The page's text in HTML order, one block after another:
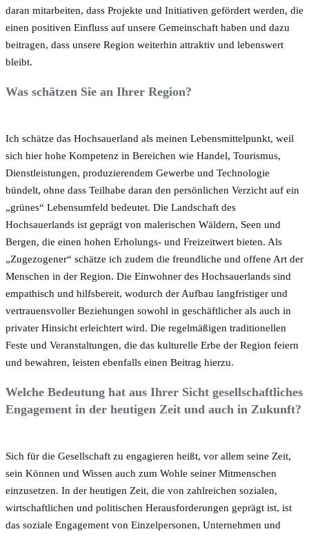
daran mitarbeiten, dass Projekte und Initiativen gefördert werden, die
einen positiven Einfluss auf unsere Gemeinschaft haben und dazu
beitragen, dass unsere Region weiterhin attraktiv und lebenswert
bleibt.
Was schätzen Sie an Ihrer Region?
Ich schätze das Hochsauerland als meinen Lebensmittelpunkt, weil
sich hier hohe Kompetenz in Bereichen wie Handel, Tourismus,
Dienstleistungen, produzierendem Gewerbe und Technologie
bündelt, ohne dass Teilhabe daran den persönlichen Verzicht auf ein
„grünes“ Lebensumfeld bedeutet. Die Landschaft des
Hochsauerlands ist geprägt von malerischen Wäldern, Seen und
Bergen, die einen hohen Erholungs- und Freizeitwert bieten. Als
„Zugezogener“ schätze ich zudem die freundliche und offene Art der
Menschen in der Region. Die Einwohner des Hochsauerlands sind
empathisch und hilfsbereit, wodurch der Aufbau langfristiger und
vertrauensvoller Beziehungen sowohl in geschäftlicher als auch in
privater Hinsicht erleichtert wird. Die regelmäßigen traditionellen
Feste und Veranstaltungen, die das kulturelle Erbe der Region feiern
und bewahren, leisten ebenfalls einen Beitrag hierzu.
Welche Bedeutung hat aus Ihrer Sicht gesellschaftliches
Engagement in der heutigen Zeit und auch in Zukunft?
Sich für die Gesellschaft zu engagieren heißt, vor allem seine Zeit,
sein Können und Wissen auch zum Wohle seiner Mitmenschen
einzusetzen. In der heutigen Zeit, die von zahlreichen sozialen,
wirtschaftlichen und politischen Herausforderungen geprägt ist, ist
das soziale Engagement von Einzelpersonen, Unternehmen und